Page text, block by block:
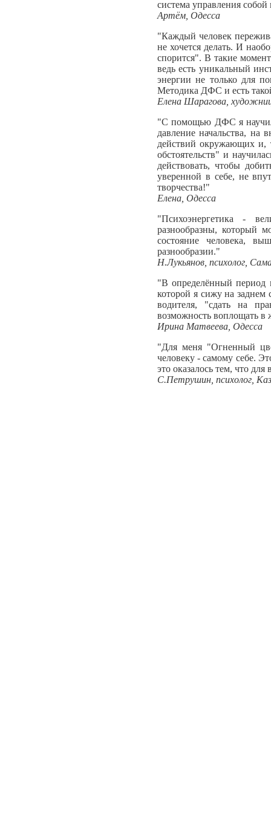
система управления
Артём, Одесса
"Каждый человек
не хочется делать. И
спорится". В такие
ведь есть уникальный
энергии не только для
Методика ДФС и есть
Елена Шарагова,
"С помощью ДФС я
давление начальства, на
действий окружающих и,
обстоятельств" и
действовать, чтобы
уверенной в себе, не
творчества!"
Елена, Одесса
"Психоэнергетика -
разнообразны, который
состояние человека,
разнообразии."
Н.Лукьянов, психолог,
"В определённый период
которой я сижу на
водителя, "сдать на
возможность воплощать
Ирина Матвеева, Одесса
"Для меня "Огненный
человеку - самому себе.
это оказалось тем, что
С.Петрушин, психолог,